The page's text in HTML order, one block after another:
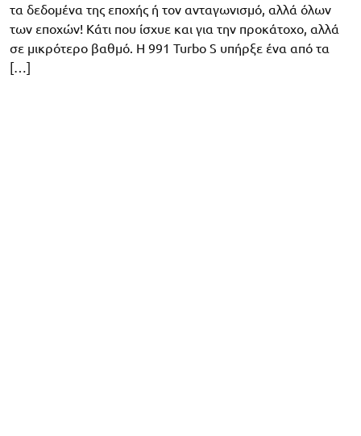
τα δεδομένα της εποχής ή τον ανταγωνισμό, αλλά όλων
των εποχών! Κάτι που ίσχυε και για την προκάτοχο, αλλά
σε μικρότερο βαθμό. Η 991 Turbo S υπήρξε ένα από τα
[…]